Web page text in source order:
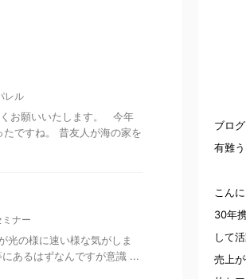
レル
お願いいたします。 今年
ですね。 昔友人が海の家を
ミナー
の様に速い様な気がしま
あるはずなんですが意識 ...
ブロ
有難
こん
30年
して
売上